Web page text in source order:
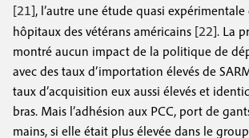
[21], l’autre une étude quasi expérimentale
hôpitaux des vétérans américains [22]. La
montré aucun impact de la politique de
avec des taux d’importation élevés de
taux d’acquisition eux aussi élevés et
bras. Mais l’adhésion aux PCC, port de
mains, si elle était plus élevée dans le